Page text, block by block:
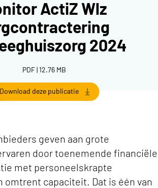
ActiZ Wlz
2024
PDF | 12.76 MB
Download deze publicatie
geven aan grote
door toenemende financiële
met personeelskrapte
omtrent capaciteit. Dat is één van